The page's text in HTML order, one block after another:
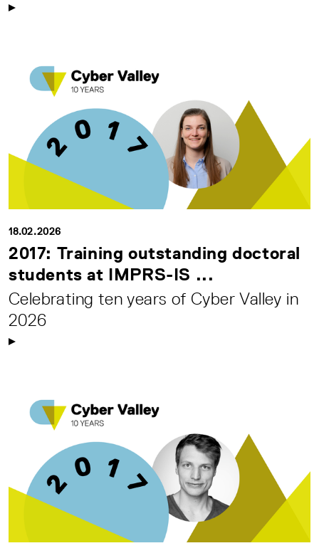
18.02.2026
2017: Training outstanding doctoral
students at IMPRS-IS ...
Celebrating ten years of Cyber Valley in
2026